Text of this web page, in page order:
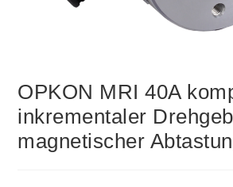
OPKON MRI 40A
inkrementaler
magnetischer